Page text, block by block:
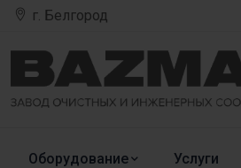
г. Белгород
Оборудование Услуги